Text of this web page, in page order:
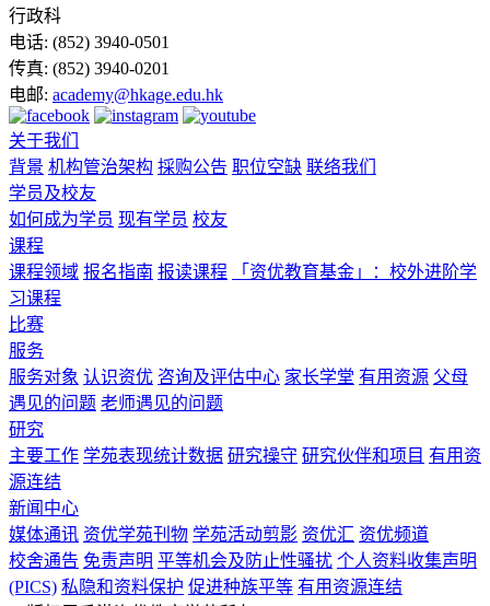
行政科
电话: (852) 3940-0501
传真: (852) 3940-0201
电邮: academy@hkage.edu.hk
关于我们
背景 机构管治架构 採购公告 职位空缺 联络我们
学员及校友
如何成为学员 现有学员 校友
课程
课程领域 报名指南 报读课程
「资优教育基金」：校外进阶学
习课程
比赛
服务
服务对象 认识资优 咨询及评估中心 家长学堂 有用资源 父母
遇见的问题 老师遇见的问题
研究
主要工作 学苑表现统计数据 研究操守 研究伙伴和项目 有用资
源连结
新闻中心
媒体通讯 资优学苑刊物 学苑活动剪影 资优汇 资优频道
校舍通告 免责声明 平等机会及防止性骚扰 个人资料收集声明
(PICS) 私隐和资料保护 促进种族平等 有用资源连结